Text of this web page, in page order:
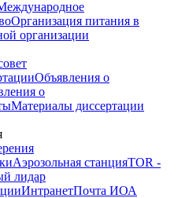
Организация питания в
организации
Объявления о
о
Материалы диссертации
Аэрозольная станцияTOR -
лидар
ИнтранетПочта ИОА